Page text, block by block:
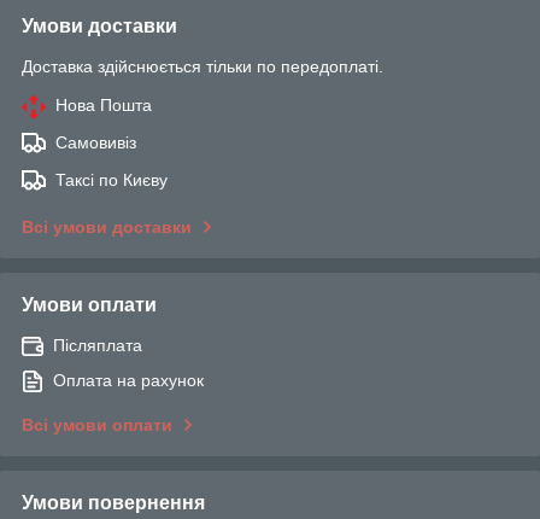
Умови доставки
Доставка здійснюється тільки по передоплаті.
Нова Пошта
Самовивіз
Таксі по Києву
Всі умови доставки
Умови оплати
Післяплата
Оплата на рахунок
Всі умови оплати
Умови повернення